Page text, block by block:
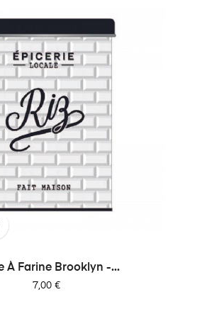
À Farine Brooklyn -...
Prix
7,00 €